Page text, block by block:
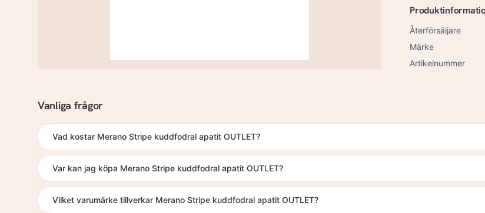
Återförsäljare
Märke
Artikelnummer
Vanliga frågor
Vad kostar Merano Stripe kuddfodral apatit OUTLET?
Var kan jag köpa Merano Stripe kuddfodral apatit OUTLET?
Vilket varumärke tillverkar Merano Stripe kuddfodral apatit OUTLET?